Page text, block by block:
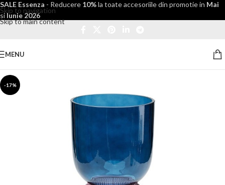
Skip to navigation
Skip to main content
SALE Essenza - Reducere 10%la toate accesoriile din promotie in Mai
siIunie 2026
MENU
-17%